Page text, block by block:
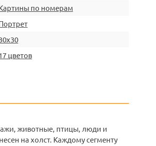
по номерам
цветов
животные, птицы, люди и
на холст. Каждому сегменту